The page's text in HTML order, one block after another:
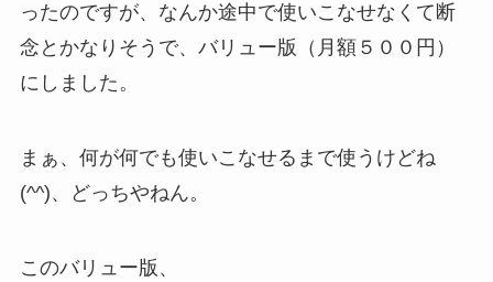
ったのですが、なんか途中で使いこなせなくて断
念とかなりそうで、バリュー版（月額５００円）
にしました。
まぁ、何が何でも使いこなせるまで使うけどね
(^^)、どっちやねん。
このバリュー版、